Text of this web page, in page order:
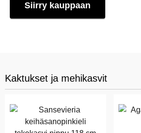
Siirry kauppaan
Kaktukset ja mehikasvit